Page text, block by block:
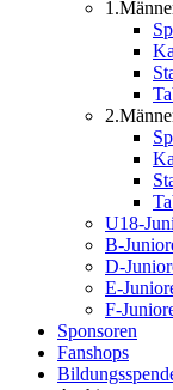
U18-
B-
D-
E-
F-
Sponsoren
Fanshops